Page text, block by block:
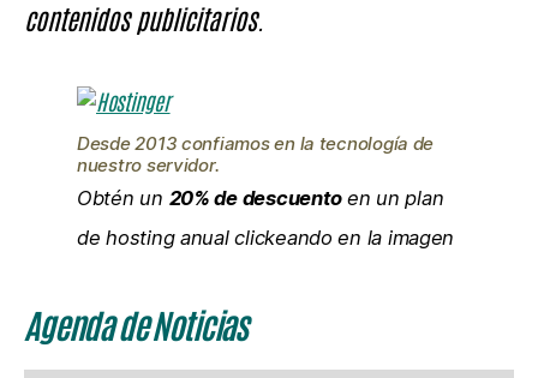
contenidos publicitarios.
Desde 2013 confiamos en la tecnología de
nuestro servidor.
Obtén un 20% de descuentoen un plan
de hosting anual clickeando en la imagen
Agenda de Noticias